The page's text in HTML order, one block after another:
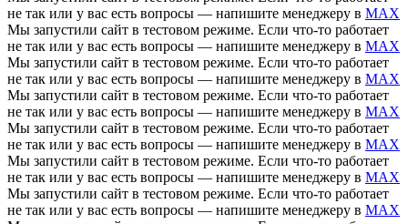
не так или у вас есть вопросы — напишите менеджеру в MAX
Мы запустили сайт в тестовом режиме. Если что-то работает
не так или у вас есть вопросы — напишите менеджеру в MAX
Мы запустили сайт в тестовом режиме. Если что-то работает
не так или у вас есть вопросы — напишите менеджеру в MAX
Мы запустили сайт в тестовом режиме. Если что-то работает
не так или у вас есть вопросы — напишите менеджеру в MAX
Мы запустили сайт в тестовом режиме. Если что-то работает
не так или у вас есть вопросы — напишите менеджеру в MAX
Мы запустили сайт в тестовом режиме. Если что-то работает
не так или у вас есть вопросы — напишите менеджеру в MAX
Мы запустили сайт в тестовом режиме. Если что-то работает
не так или у вас есть вопросы — напишите менеджеру в MAX